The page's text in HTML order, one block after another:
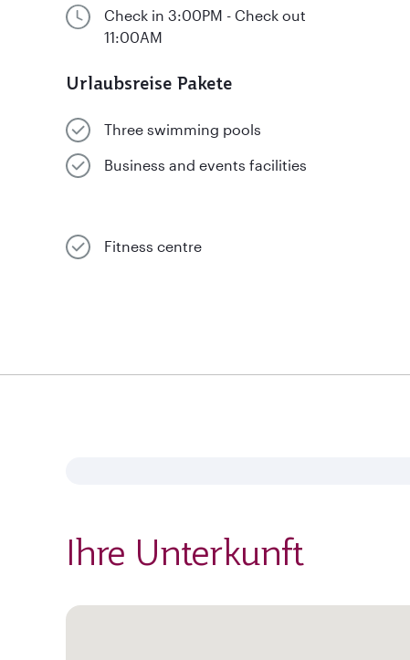
Check in 3:00PM - Check out
11:00AM
Urlaubsreise Pakete
Three swimming pools
Business and events facilities
Fitness centre
Ihre Unterkunft